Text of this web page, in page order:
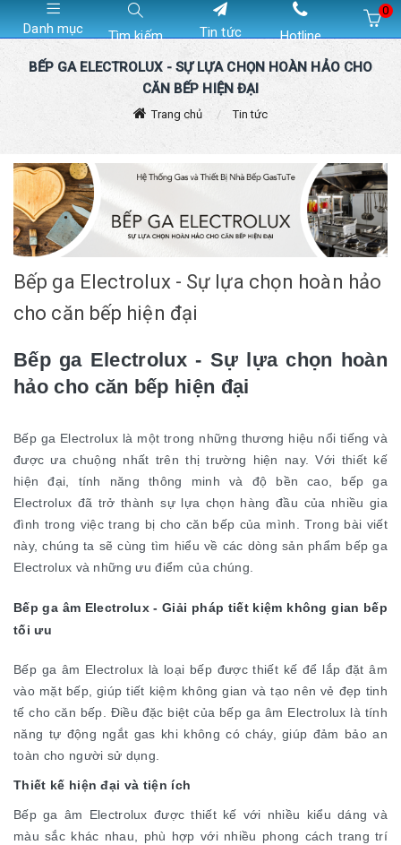
Danh mục Tìm kiếm Tin tức Hotline
0
BẾP GA ELECTROLUX - SỰ LỰA CHỌN HOÀN HẢO CHO
CĂN BẾP HIỆN ĐẠI
Trang chủ Tin tức
Bếp ga Electrolux - Sự lựa chọn hoàn hảo
cho căn bếp hiện đại
Bếp ga Electrolux - Sự lựa chọn hoàn
hảo cho căn bếp hiện đại
Bếp ga Electrolux là một trong những thương hiệu nổi tiếng và
được ưa chuộng nhất trên thị trường hiện nay. Với thiết kế
hiện đại, tính năng thông minh và độ bền cao, bếp ga
Electrolux đã trở thành sự lựa chọn hàng đầu của nhiều gia
đình trong việc trang bị cho căn bếp của mình. Trong bài viết
này, chúng ta sẽ cùng tìm hiểu về các dòng sản phẩm bếp ga
Electrolux và những ưu điểm của chúng.
Bếp ga âm Electrolux - Giải pháp tiết kiệm không gian bếp
tối ưu
Bếp ga âm Electrolux là loại bếp được thiết kế để lắp đặt âm
vào mặt bếp, giúp tiết kiệm không gian và tạo nên vẻ đẹp tinh
tế cho căn bếp. Điều đặc biệt của bếp ga âm Electrolux là tính
năng tự động ngắt gas khi không có cháy, giúp đảm bảo an
toàn cho người sử dụng.
Thiết kế hiện đại và tiện ích
Bếp ga âm Electrolux được thiết kế với nhiều kiểu dáng và
màu sắc khác nhau, phù hợp với nhiều phong cách trang trí